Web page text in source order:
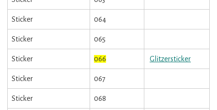
Sticker 064
Sticker 065
Sticker 066 Glitzersticker
Sticker 067
Sticker 068